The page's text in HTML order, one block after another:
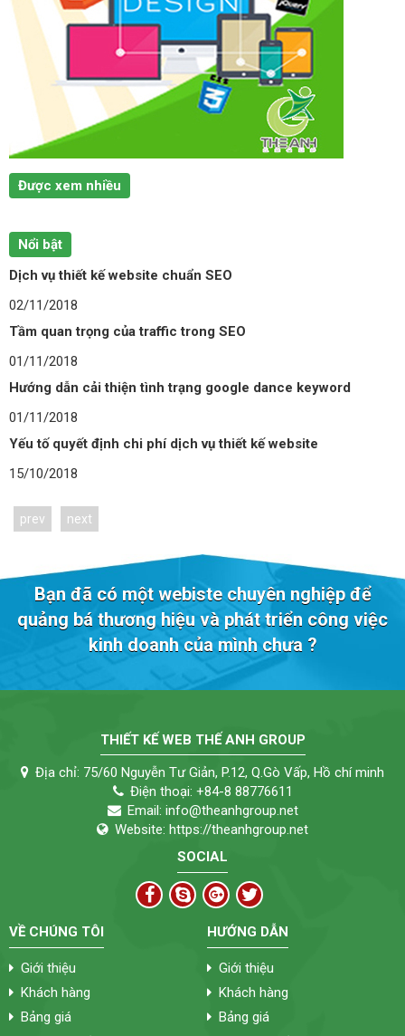
Được xem nhiều
Nổi bật
Dịch vụ thiết kế website chuẩn SEO
02/11/2018
Tầm quan trọng của traffic trong SEO
01/11/2018
Hướng dẫn cải thiện tình trạng google dance keyword
01/11/2018
Yếu tố quyết định chi phí dịch vụ thiết kế website
15/10/2018
prev next
Bạn đã có một webiste chuyên nghiệp để
quảng bá thương hiệu và phát triển công việc
kinh doanh của mình chưa ?
THIẾT KẾ WEB THẾ ANH GROUP
Địa chỉ: 75/60 Nguyễn Tư Giản, P.12, Q.Gò Vấp, Hồ chí minh
Điện thoại: +84-8 88776611
Email: info@theanhgroup.net
Website: https://theanhgroup.net
SOCIAL
VỀ CHÚNG TÔI
Giới thiệu
Khách hàng
Bảng giá
HƯỚNG DẪN
Giới thiệu
Khách hàng
Bảng giá